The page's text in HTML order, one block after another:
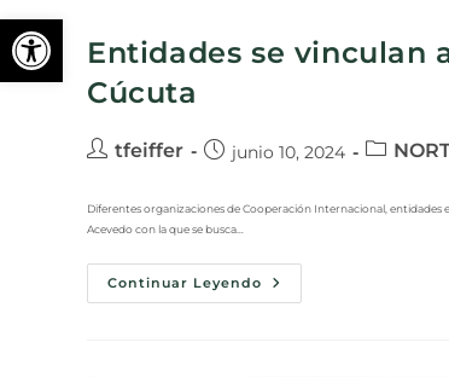
Abrir barra de
Entidades se vinculan
Cúcuta
tfeiffer junio 10, 2024
Diferentes organizaciones de Cooperación Internacional, entidades
Acevedo con la que se busca…
Continuar Leyendo